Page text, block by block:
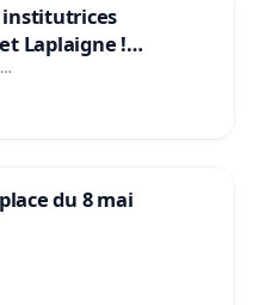
institutrices
Laplaigne !
enfants.
du 8 mai